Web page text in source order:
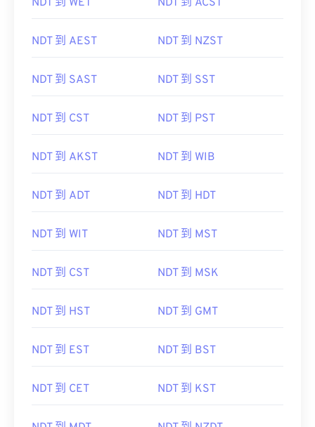
NDT 到 WET NDT 到 ACST
NDT 到 AEST NDT 到 NZST
NDT 到 SAST NDT 到 SST
NDT 到 CST NDT 到 PST
NDT 到 AKST NDT 到 WIB
NDT 到 ADT NDT 到 HDT
NDT 到 WIT NDT 到 MST
NDT 到 CST NDT 到 MSK
NDT 到 HST NDT 到 GMT
NDT 到 EST NDT 到 BST
NDT 到 CET NDT 到 KST